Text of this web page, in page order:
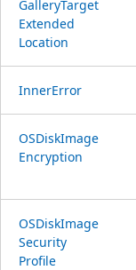
GalleryTarget
Extended
Location
InnerError
OSDiskImage
Encryption
OSDiskImage
Security
Profile